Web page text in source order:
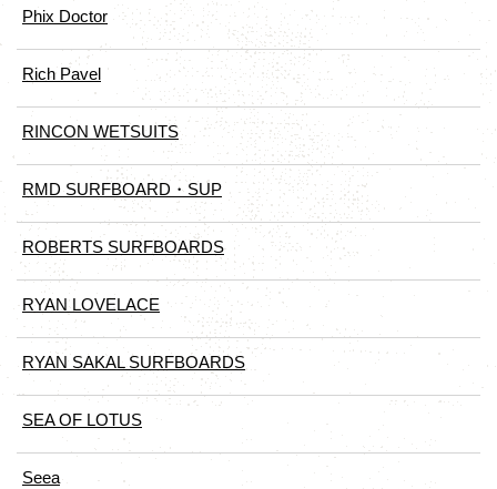
Phix Doctor
Rich Pavel
RINCON WETSUITS
RMD SURFBOARD・SUP
ROBERTS SURFBOARDS
RYAN LOVELACE
RYAN SAKAL SURFBOARDS
SEA OF LOTUS
Seea